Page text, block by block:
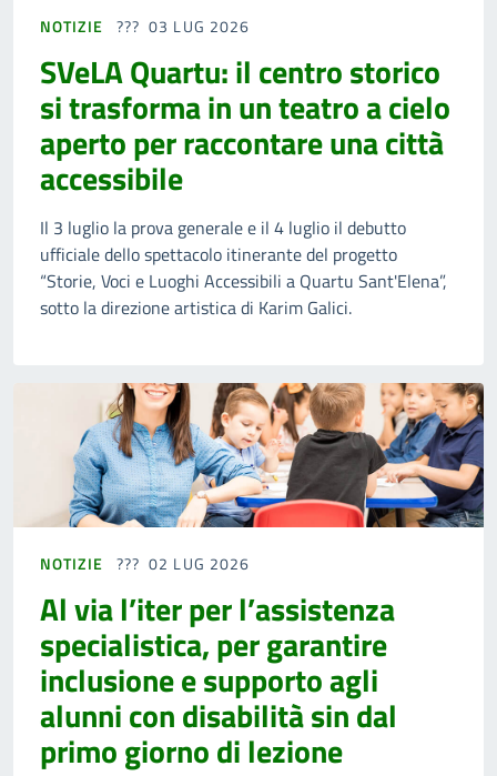
NOTIZIE 03 LUG 2026
SVeLA Quartu: il centro storico
si trasforma in un teatro a cielo
aperto per raccontare una città
accessibile
Il 3 luglio la prova generale e il 4 luglio il debutto
ufficiale dello spettacolo itinerante del progetto
“Storie, Voci e Luoghi Accessibili a Quartu Sant'Elena”,
sotto la direzione artistica di Karim Galici.
NOTIZIE 02 LUG 2026
Al via l’iter per l’assistenza
specialistica, per garantire
inclusione e supporto agli
alunni con disabilità sin dal
primo giorno di lezione